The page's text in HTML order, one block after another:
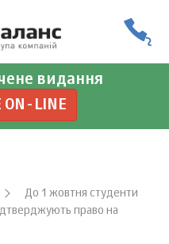
видання
LINE
До 1 жовтня студенти
право на